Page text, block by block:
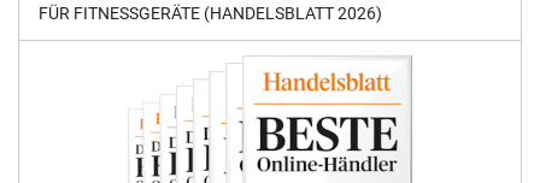
FÜR FITNESSGERÄTE (HANDELSBLATT 2026)